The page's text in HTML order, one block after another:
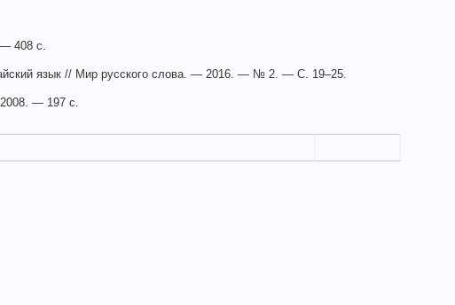
408 с.
язык // Мир русского слова. — 2016. — № 2. — С. 19–25.
— 197 с.